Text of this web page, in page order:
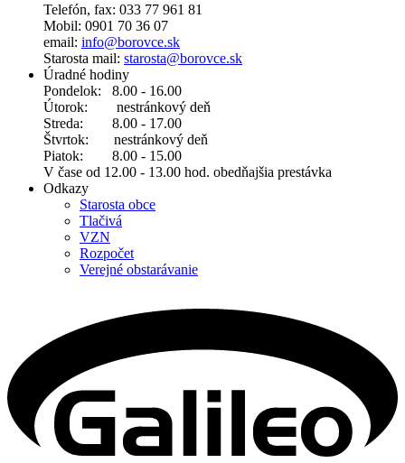
Telefón, fax: 033 77 961 81
Mobil: 0901 70 36 07
email: info@borovce.sk
Starosta mail: starosta@borovce.sk
Úradné hodiny
Pondelok: 8.00 - 16.00
Útorok: nestránkový deň
Streda: 8.00 - 17.00
Štvrtok: nestránkový deň
Piatok: 8.00 - 15.00
V čase od 12.00 - 13.00 hod. obedňajšia prestávka
Odkazy
Starosta obce
Tlačivá
VZN
Rozpočet
Verejné obstarávanie